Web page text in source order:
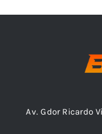
Av. Gdor Ricardo